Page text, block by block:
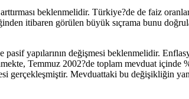
beklenmelidir. Türkiye?de de faiz
itibaren görülen büyük sıçrama bunu
yapılarının değişmesi beklenmelidir.
Temmuz 2002?de toplam mevduat
gerçekleşmiştir. Mevduattaki bu değişikliğin